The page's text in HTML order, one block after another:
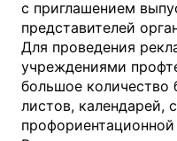
с приглашением
представителей
Для проведения
учреждениями
большое количество
листов, календарей,